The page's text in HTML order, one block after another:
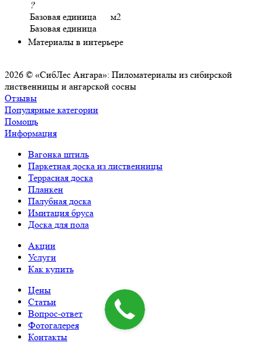
?
Базовая единица
Базовая единица
м2
Материалы в интерьере
2026 © «СибЛес Ангара»: Пиломатериалы из сибирской
лиственницы и ангарской сосны
Отзывы
Популярные категории
Помощь
Информация
Вагонка штиль
Паркетная доска из лиственницы
Террасная доска
Планкен
Палубная доска
Имитация бруса
Доска для пола
Акции
Услуги
Как купить
Цены
Статьи
Вопрос-ответ
Фотогалерея
Контакты